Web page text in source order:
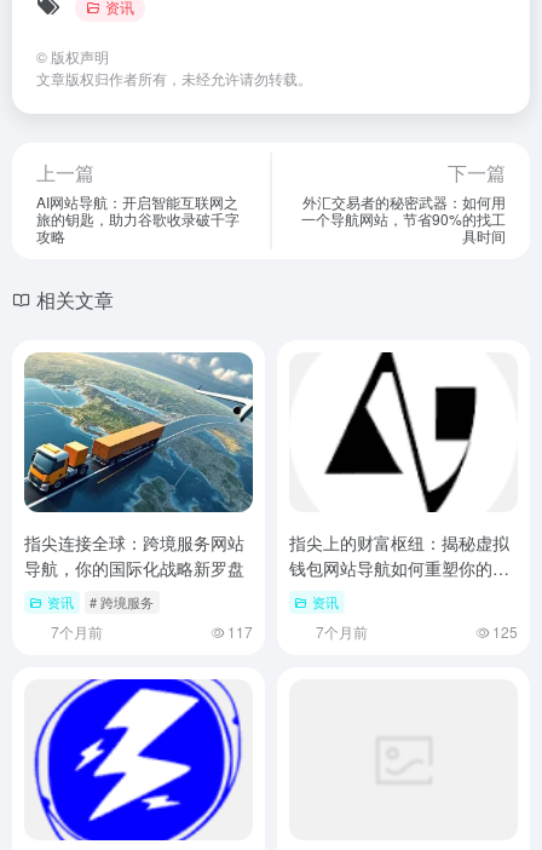
资讯
© 版权声明
文章版权归作者所有，未经允许请勿转载。
上一篇
AI网站导航：开启智能互联网之
旅的钥匙，助力谷歌收录破千字
攻略
下一篇
外汇交易者的秘密武器：如何用
一个导航网站，节省90%的找工
具时间
相关文章
指尖连接全球：跨境服务网站
导航，你的国际化战略新罗盘
资讯 # 跨境服务
7个月前 117
指尖上的财富枢纽：揭秘虚拟
钱包网站导航如何重塑你的数
字资产生活
资讯
7个月前 125